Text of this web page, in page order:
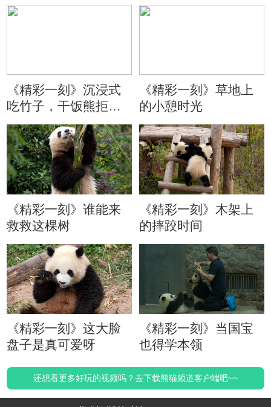
《精彩一刻》沉浸式
吃竹子，干饭熊拒绝
分心
《精彩一刻》草地上
的小憩时光
《精彩一刻》谁能来
救救这棵树
《精彩一刻》木架上
的摔跤时间
《精彩一刻》这大脸
盘子是真可爱呀
《精彩一刻》当国宝
也得学本领
还想看更多好玩的视频吗？去下载熊猫频道客户端吧~~